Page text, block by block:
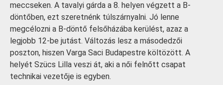
meccseken. A tavalyi gárda a 8. helyen végzett a B-
döntőben, ezt szeretnénk túlszárnyalni. Jó lenne
megcélozni a B-döntő felsőházába kerülést, azaz a
legjobb 12-be jutást. Változás lesz a másodedzői
poszton, hiszen Varga Saci Budapestre költözött. A
helyét Szücs Lilla veszi át, aki a női felnőtt csapat
technikai vezetője is egyben.